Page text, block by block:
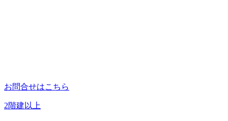
お問合せはこちら
2階建以上